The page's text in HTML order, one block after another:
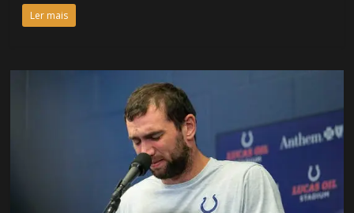
Ler mais